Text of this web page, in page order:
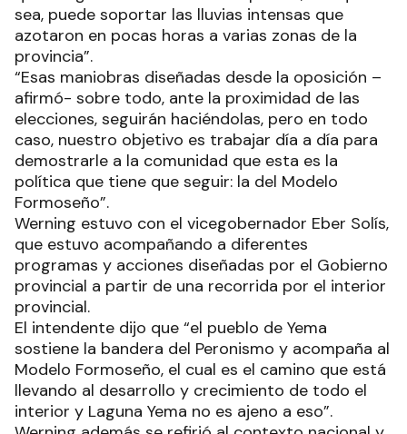
sea, puede soportar las lluvias intensas que
azotaron en pocas horas a varias zonas de la
provincia”.
“Esas maniobras diseñadas desde la oposición –
afirmó- sobre todo, ante la proximidad de las
elecciones, seguirán haciéndolas, pero en todo
caso, nuestro objetivo es trabajar día a día para
demostrarle a la comunidad que esta es la
política que tiene que seguir: la del Modelo
Formoseño”.
Werning estuvo con el vicegobernador Eber Solís,
que estuvo acompañando a diferentes
programas y acciones diseñadas por el Gobierno
provincial a partir de una recorrida por el interior
provincial.
El intendente dijo que “el pueblo de Yema
sostiene la bandera del Peronismo y acompaña al
Modelo Formoseño, el cual es el camino que está
llevando al desarrollo y crecimiento de todo el
interior y Laguna Yema no es ajeno a eso”.